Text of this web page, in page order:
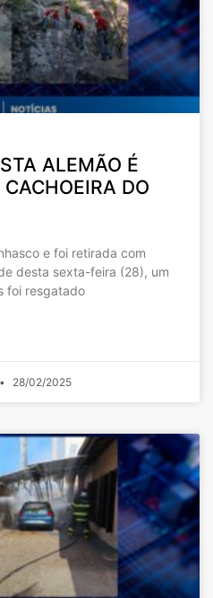
ALEMÃO É
DO
e foi retirada com
desta sexta-feira (28), um
foi resgatado
28/02/2025